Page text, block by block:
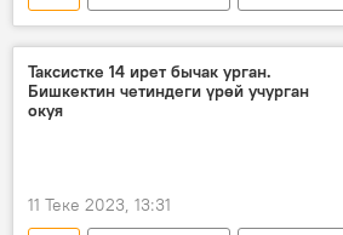
таза суу
Манас
ак сөөк
жети ата таза
Таксистке 14 ирет бычак урган.
Бишкектин четиндеги үрөй учурган
окуя
11 Теке 2023, 13:31